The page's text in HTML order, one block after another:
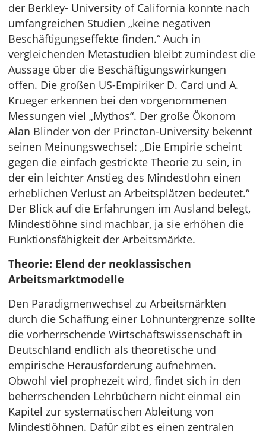
der Berkley- University of California konnte nach
umfangreichen Studien „keine negativen
Beschäftigungseffekte finden.“ Auch in
vergleichenden Metastudien bleibt zumindest die
Aussage über die Beschäftigungswirkungen
offen. Die großen US-Empiriker D. Card und A.
Krueger erkennen bei den vorgenommenen
Messungen viel „Mythos“. Der große Ökonom
Alan Blinder von der Princton-University bekennt
seinen Meinungswechsel: „Die Empirie scheint
gegen die einfach gestrickte Theorie zu sein, in
der ein leichter Anstieg des Mindestlohn einen
erheblichen Verlust an Arbeitsplätzen bedeutet.“
Der Blick auf die Erfahrungen im Ausland belegt,
Mindestlöhne sind machbar, ja sie erhöhen die
Funktionsfähigkeit der Arbeitsmärkte.
Theorie: Elend der neoklassischen
Arbeitsmarktmodelle
Den Paradigmenwechsel zu Arbeitsmärkten
durch die Schaffung einer Lohnuntergrenze sollte
die vorherrschende Wirtschaftswissenschaft in
Deutschland endlich als theoretische und
empirische Herausforderung aufnehmen.
Obwohl viel prophezeit wird, findet sich in den
beherrschenden Lehrbüchern nicht einmal ein
Kapitel zur systematischen Ableitung von
Mindestlöhnen. Dafür gibt es einen zentralen